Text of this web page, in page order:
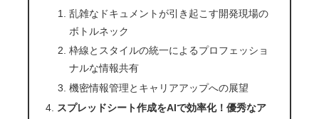
乱雑なドキュメントが引き起こす開発現場の
ボトルネック
枠線とスタイルの統一によるプロフェッショ
ナルな情報共有
機密情報管理とキャリアアップへの展望
スプレッドシート作成をAIで効率化！優秀なア